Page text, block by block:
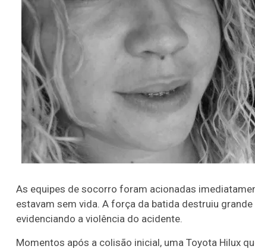
As equipes de socorro foram acionadas
estavam sem vida. A força da batida destruiu
evidenciando a violência do acidente.
Momentos após a colisão inicial, uma Toyota Hilux